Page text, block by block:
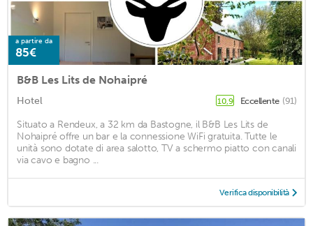
a partire da
85€
B&B Les Lits de Nohaipré
Hotel 10,9 Eccellente (91)
Situato a Rendeux, a 32 km da Bastogne, il B&B Les Lits de
Nohaipré offre un bar e la connessione WiFi gratuita. Tutte le
unità sono dotate di area salotto, TV a schermo piatto con canali
via cavo e bagno ...
Verifica disponibilità